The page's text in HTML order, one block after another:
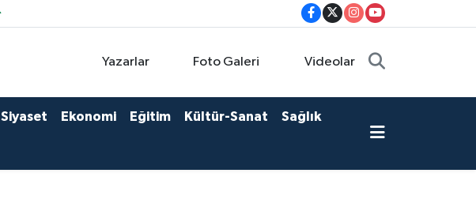
Yazarlar Foto Galeri Videolar
Siyaset Ekonomi Eğitim Kültür-Sanat Sağlık